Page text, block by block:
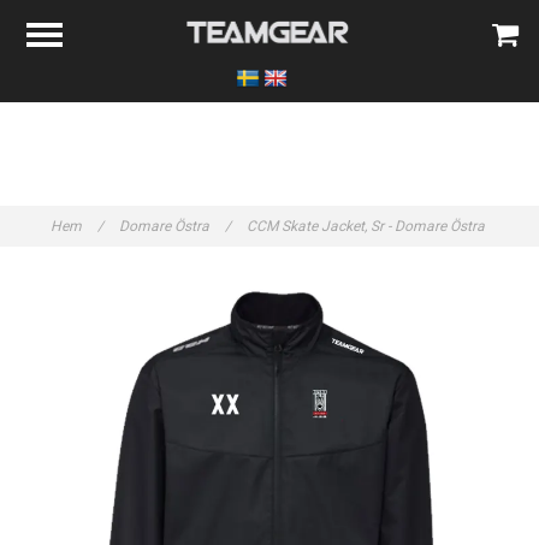
Hem / Domare Östra / CCM Skate Jacket, Sr - Domare Östra